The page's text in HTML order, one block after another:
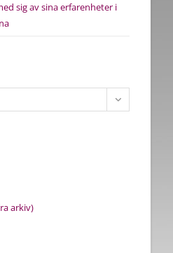
sig av sina erfarenheter i
arkiv)